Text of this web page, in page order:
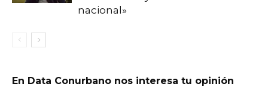
nacional»
En Data Conurbano nos interesa tu opinión